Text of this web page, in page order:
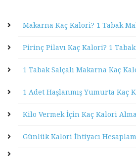
Makarna Kaç Kalori? 1 Tabak
Pirinç Pilavı Kaç Kalori? 1
1 Tabak Salçalı Makarna Kaç
1 Adet Haşlanmış Yumurta Kaç
Kilo Vermek İçin Kaç Kalori
Günlük Kalori İhtiyacı